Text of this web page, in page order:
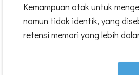
Kemampuan otak untuk
namun tidak identik, yang
retensi memori yang lebih